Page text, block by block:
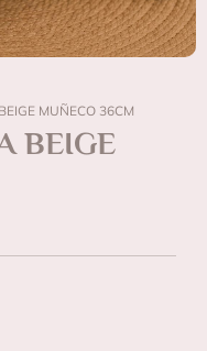
MUÑECO 36CM
BEIGE